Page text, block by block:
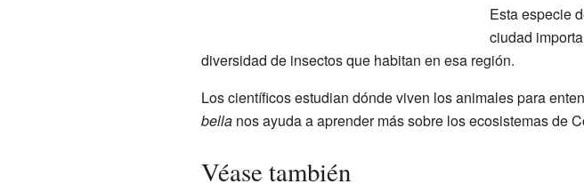
Esta especie
ciudad
diversidad de insectos que habitan en esa región.
Los científicos estudian dónde viven los animales para
bellanos ayuda a aprender más sobre los ecosistemas de
Véase también